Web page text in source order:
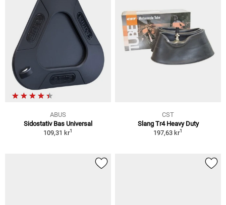
ABUS
Sidostativ Bas Universal
109,31 kr1
CST
Slang Tr4 Heavy Duty
197,63 kr1